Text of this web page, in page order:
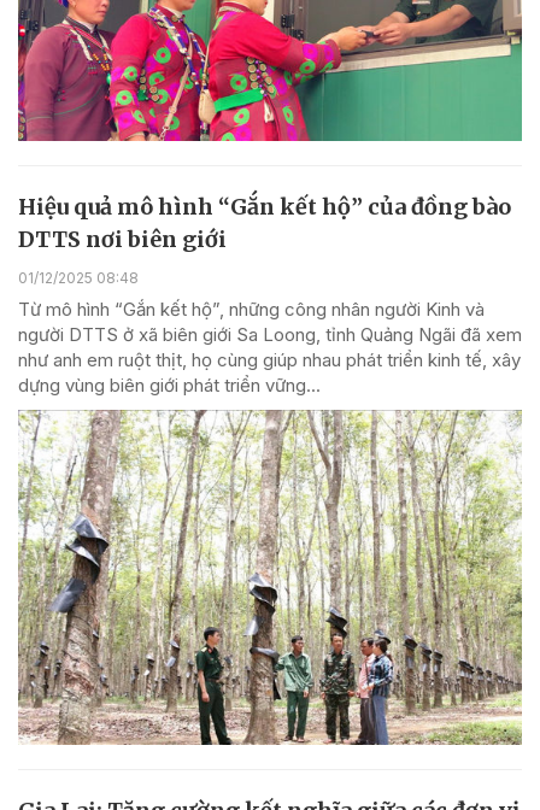
Hiệu quả mô hình “Gắn kết hộ” của đồng bào
DTTS nơi biên giới
01/12/2025 08:48
Từ mô hình “Gắn kết hộ”, những công nhân người Kinh và
người DTTS ở xã biên giới Sa Loong, tỉnh Quảng Ngãi đã xem
như anh em ruột thịt, họ cùng giúp nhau phát triển kinh tế, xây
dựng vùng biên giới phát triển vững...